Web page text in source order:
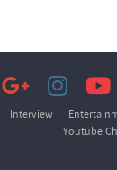
Interview
Youtube